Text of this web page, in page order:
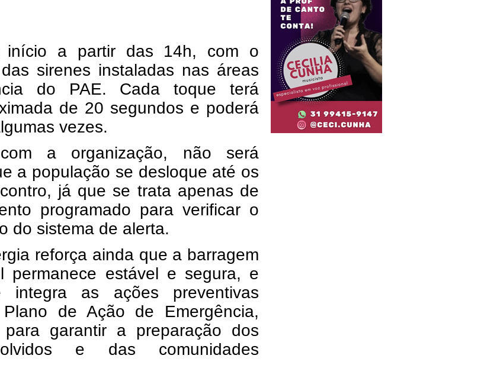
início a partir das 14h, com o
sirenes instaladas nas áreas
do PAE. Cada toque terá
de 20 segundos e poderá
vezes.
a organização, não será
a população se desloque até os
já que se trata apenas de
programado para verificar o
do sistema de alerta.
reforça ainda que a barragem
permanece estável e segura, e
as ações preventivas
de Ação de Emergência,
para garantir a preparação dos
e das comunidades